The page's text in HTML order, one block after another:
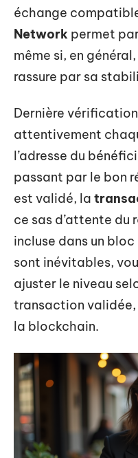
échange
Network permet
même si, en
rassure par sa
Dernière
attentivement
l’adresse du
passant par le bon
est validé, la
ce sas d’attente du
incluse dans un
sont inévitables,
ajuster le niveau
transaction
la blockchain.